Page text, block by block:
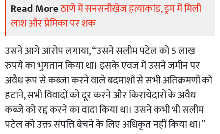
Read Moreठाणे में सनसनीखेज हत्याकांड, ड्रम में मिली
लाश और प्रेमिका पर शक
उसने आगे आरोप लगाया, “उसने सलीम पटेल को 5 लाख
रुपये का भुगतान किया था। इसके एवज में उसने जमीन पर
अवैध रूप से कब्जा करने वाले बदमाशों से सभी अतिक्रमणों को
हटाने, सभी विवादों को दूर करने और किरायेदारों के अवैध
कब्जे को रद्द करने का वादा किया था। उसने कभी भी सलीम
पटेल को उक्त संपत्ति बेचने के लिए अधिकृत नहीं किया था।”